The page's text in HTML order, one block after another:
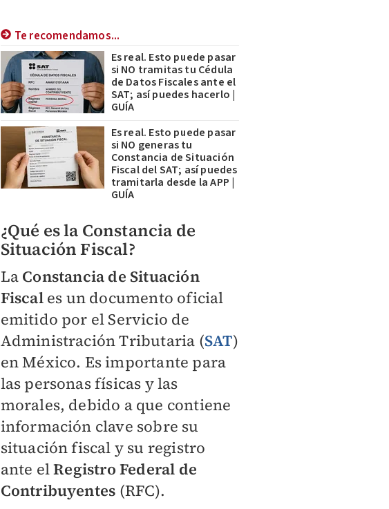
Te recomendamos...
Es real. Esto puede pasar
si NO tramitas tu Cédula
de Datos Fiscales ante el
SAT; así puedes hacerlo |
GUÍA
Es real. Esto puede pasar
si NO generas tu
Constancia de Situación
Fiscal del SAT; así puedes
tramitarla desde la APP |
GUÍA
¿Qué es la Constancia de
Situación Fiscal?
La Constancia de Situación
Fiscales un documento oficial
emitido por el Servicio de
Administración Tributaria (SAT)
en México. Es importante para
las personas físicas y las
morales, debido a que contiene
información clave sobre su
situación fiscal y su registro
ante elRegistro Federal de
Contribuyentes (RFC).